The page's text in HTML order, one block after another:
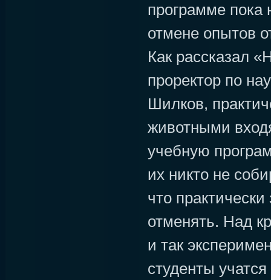
программе пока
отмене опытов
Как рассказал
проректор по
Шилков,
животными
учебную
их никто не
что
отменять. Над
и так
студенты